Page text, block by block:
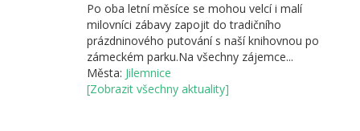
Po oba letní měsíce se mohou velcí i malí
milovníci zábavy zapojit do tradičního
prázdninového putování s naší knihovnou po
zámeckém parku.Na všechny zájemce...
Města: Jilemnice
[Zobrazit všechny aktuality]